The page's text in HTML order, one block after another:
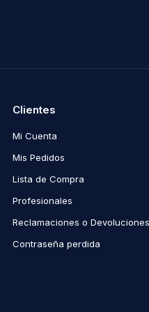
Clientes
Mi Cuenta
Mis Pedidos
Lista de Compra
Profesionales
Reclamaciones o Devoluciones
Contraseña perdida